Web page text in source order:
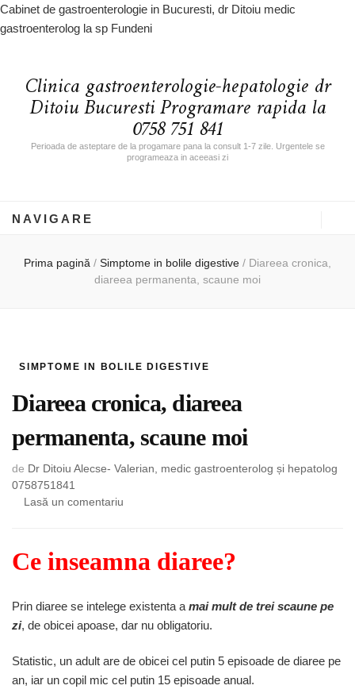
Cabinet de gastroenterologie in Bucuresti, dr Ditoiu medic
gastroenterolog la sp Fundeni
Clinica gastroenterologie-hepatologie dr
Ditoiu Bucuresti Programare rapida la
0758 751 841
Perioada de asteptare de la progamare pana la consult 1-7 zile. Urgentele se
programeaza in aceeasi zi
NAVIGARE
Prima pagină / Simptome in bolile digestive / Diareea cronica,
diareea permanenta, scaune moi
SIMPTOME IN BOLILE DIGESTIVE
Diareea cronica, diareea
permanenta, scaune moi
de Dr Ditoiu Alecse- Valerian, medic gastroenterolog și hepatolog
0758751841
Lasă un comentariu
permanenta,
Ce inseamna diaree?
Prin diaree se intelege existenta a mai mult de trei scaune pe
zi, de obicei apoase, dar nu obligatoriu.
Statistic, un adult are de obicei cel putin 5 episoade de diaree pe
an, iar un copil mic cel putin 15 episoade anual.